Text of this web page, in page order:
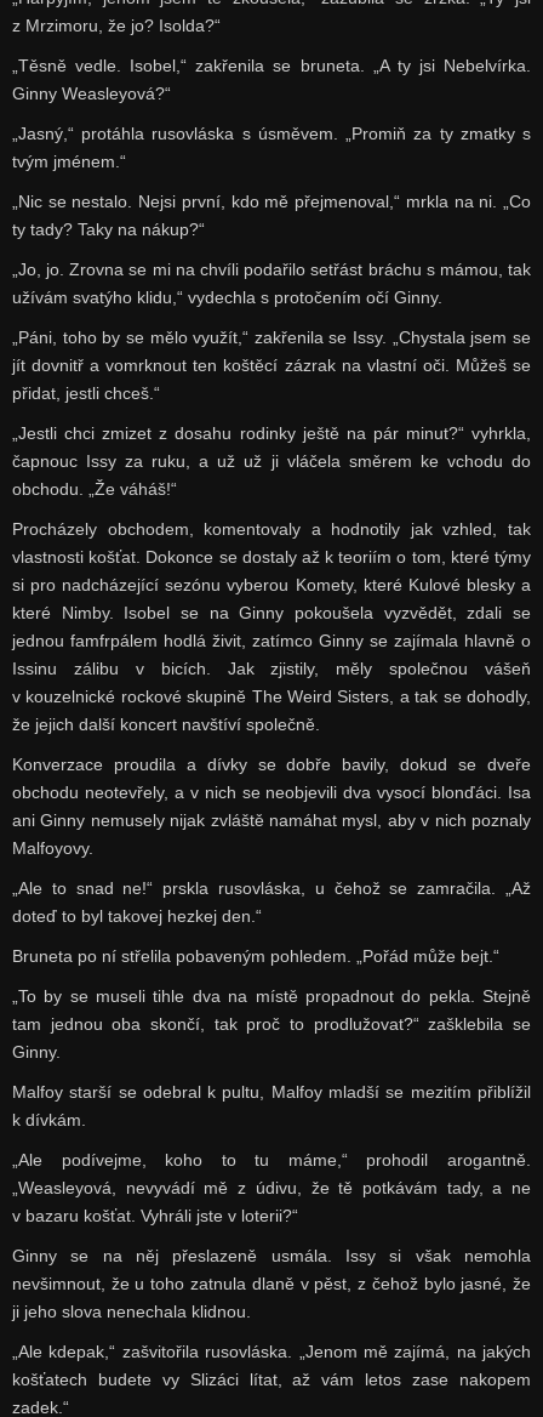
z Mrzimoru, že jo? Isolda?“
„Těsně vedle. Isobel,“ zakřenila se bruneta. „A ty jsi Nebelvírka.
Ginny Weasleyová?“
„Jasný,“ protáhla rusovláska s úsměvem. „Promiň za ty zmatky s
tvým jménem.“
„Nic se nestalo. Nejsi první, kdo mě přejmenoval,“ mrkla na ni. „Co
ty tady? Taky na nákup?“
„Jo, jo. Zrovna se mi na chvíli podařilo setřást bráchu s mámou, tak
užívám svatýho klidu,“ vydechla s protočením očí Ginny.
„Páni, toho by se mělo využít,“ zakřenila se Issy. „Chystala jsem se
jít dovnitř a vomrknout ten koštěcí zázrak na vlastní oči. Můžeš se
přidat, jestli chceš.“
„Jestli chci zmizet z dosahu rodinky ještě na pár minut?“ vyhrkla,
čapnouc Issy za ruku, a už už ji vláčela směrem ke vchodu do
obchodu. „Že váháš!“
Procházely obchodem, komentovaly a hodnotily jak vzhled, tak
vlastnosti košťat. Dokonce se dostaly až k teoriím o tom, které týmy
si pro nadcházející sezónu vyberou Komety, které Kulové blesky a
které Nimby. Isobel se na Ginny pokoušela vyzvědět, zdali se
jednou famfrpálem hodlá živit, zatímco Ginny se zajímala hlavně o
Issinu zálibu v bicích. Jak zjistily, měly společnou vášeň
v kouzelnické rockové skupině The Weird Sisters, a tak se dohodly,
že jejich další koncert navštíví společně.
Konverzace proudila a dívky se dobře bavily, dokud se dveře
obchodu neotevřely, a v nich se neobjevili dva vysocí blonďáci. Isa
ani Ginny nemusely nijak zvláště namáhat mysl, aby v nich poznaly
Malfoyovy.
„Ale to snad ne!“ prskla rusovláska, u čehož se zamračila. „Až
doteď to byl takovej hezkej den.“
Bruneta po ní střelila pobaveným pohledem. „Pořád může bejt.“
„To by se museli tihle dva na místě propadnout do pekla. Stejně
tam jednou oba skončí, tak proč to prodlužovat?“ zašklebila se
Ginny.
Malfoy starší se odebral k pultu, Malfoy mladší se mezitím přiblížil
k dívkám.
„Ale podívejme, koho to tu máme,“ prohodil arogantně.
„Weasleyová, nevyvádí mě z údivu, že tě potkávám tady, a ne
v bazaru košťat. Vyhráli jste v loterii?“
Ginny se na něj přeslazeně usmála. Issy si však nemohla
nevšimnout, že u toho zatnula dlaně v pěst, z čehož bylo jasné, že
ji jeho slova nenechala klidnou.
„Ale kdepak,“ zašvitořila rusovláska. „Jenom mě zajímá, na jakých
košťatech budete vy Slizáci lítat, až vám letos zase nakopem
zadek.“